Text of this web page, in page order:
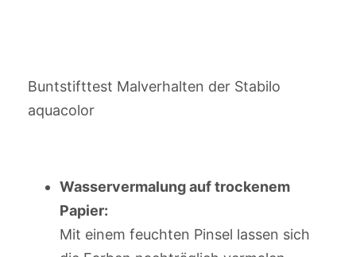
Buntstifttest Malverhalten der Stabilo
aquacolor
Wasservermalung auf trockenem
Papier:
Mit einem feuchten Pinsel lassen sich